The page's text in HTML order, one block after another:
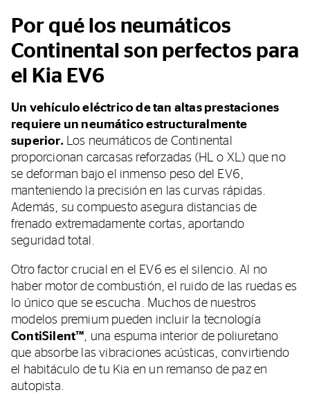
Por qué los neumáticos
Continental son perfectos para
el Kia EV6
Un vehículo eléctrico de tan altas prestaciones
requiere un neumático estructuralmente
superior.Los neumáticos de Continental
proporcionan carcasas reforzadas (HL o XL) que no
se deforman bajo el inmenso peso del EV6,
manteniendo la precisión en las curvas rápidas.
Además, su compuesto asegura distancias de
frenado extremadamente cortas, aportando
seguridad total.
Otro factor crucial en el EV6 es el silencio. Al no
haber motor de combustión, el ruido de las ruedas es
lo único que se escucha. Muchos de nuestros
modelos premium pueden incluir la tecnología
ContiSilent™, una espuma interior de poliuretano
que absorbe las vibraciones acústicas, convirtiendo
el habitáculo de tu Kia en un remanso de paz en
autopista.